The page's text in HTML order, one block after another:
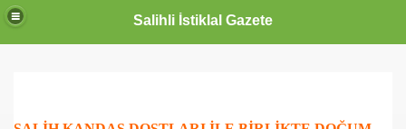
Salihli İstiklal Gazete